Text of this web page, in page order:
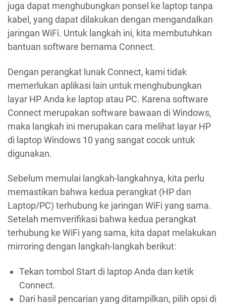
juga dapat menghubungkan ponsel ke laptop tanpa
kabel, yang dapat dilakukan dengan mengandalkan
jaringan WiFi. Untuk langkah ini, kita membutuhkan
bantuan software bernama Connect.
Dengan perangkat lunak Connect, kami tidak
memerlukan aplikasi lain untuk menghubungkan
layar HP Anda ke laptop atau PC. Karena software
Connect merupakan software bawaan di Windows,
maka langkah ini merupakan cara melihat layar HP
di laptop Windows 10 yang sangat cocok untuk
digunakan.
Sebelum memulai langkah-langkahnya, kita perlu
memastikan bahwa kedua perangkat (HP dan
Laptop/PC) terhubung ke jaringan WiFi yang sama.
Setelah memverifikasi bahwa kedua perangkat
terhubung ke WiFi yang sama, kita dapat melakukan
mirroring dengan langkah-langkah berikut:
Tekan tombol Start di laptop Anda dan ketik
Connect.
Dari hasil pencarian yang ditampilkan, pilih opsi di